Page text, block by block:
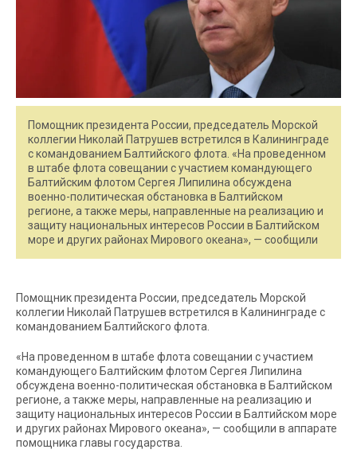
Помощник президента России, председатель Морской
коллегии Николай Патрушев встретился в Калининграде
с командованием Балтийского флота. «На проведенном
в штабе флота совещании с участием командующего
Балтийским флотом Сергея Липилина обсуждена
военно-политическая обстановка в Балтийском
регионе, а также меры, направленные на реализацию и
защиту национальных интересов России в Балтийском
море и других районах Мирового океана», — сообщили
Помощник президента России, председатель Морской
коллегии Николай Патрушев встретился в Калининграде с
командованием Балтийского флота.
«На проведенном в штабе флота совещании с участием
командующего Балтийским флотом Сергея Липилина
обсуждена военно-политическая обстановка в Балтийском
регионе, а также меры, направленные на реализацию и
защиту национальных интересов России в Балтийском море
и других районах Мирового океана», — сообщили в аппарате
помощника главы государства.